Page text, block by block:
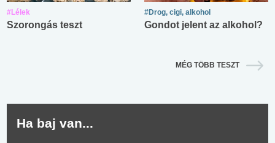
#Lélek
Szorongás teszt
#Drog, cigi, alkohol
Gondot jelent az alkohol?
MÉG TÖBB TESZT
Ha baj van...